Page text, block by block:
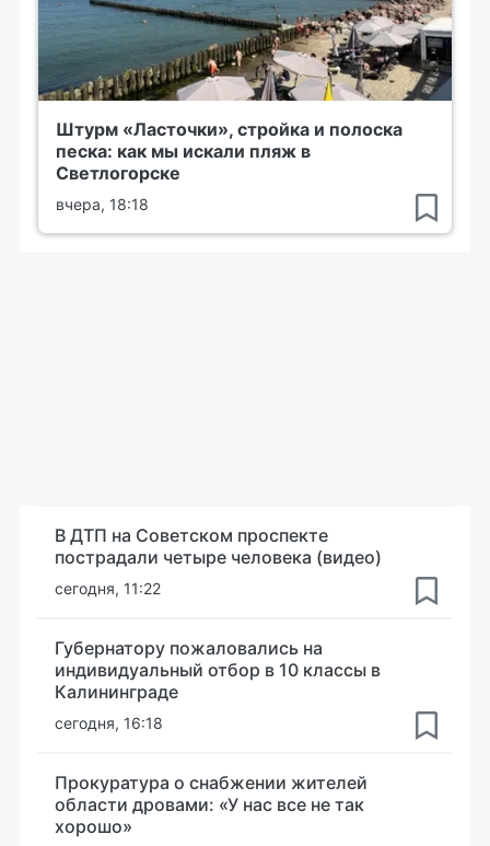
Штурм «Ласточки», стройка и полоска
песка: как мы искали пляж в
Светлогорске
вчера, 18:18
В ДТП на Советском проспекте
пострадали четыре человека (видео)
сегодня, 11:22
Губернатору пожаловались на
индивидуальный отбор в 10 классы в
Калининграде
сегодня, 16:18
Прокуратура о снабжении жителей
области дровами: «У нас все не так
хорошо»